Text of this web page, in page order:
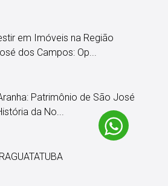
em Imóveis na Região
dos Campos: Op...
Patrimônio de São José
da No...